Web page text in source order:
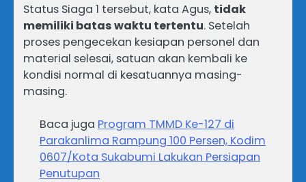
Status Siaga 1 tersebut, kata Agus, tidak
memiliki batas waktu tertentu. Setelah
proses pengecekan kesiapan personel dan
material selesai, satuan akan kembali ke
kondisi normal di kesatuannya masing-
masing.
Baca juga Program TMMD Ke-127 di
Parakanlima Rampung 100 Persen, Kodim
0607/Kota Sukabumi Lakukan Persiapan
Penutupan